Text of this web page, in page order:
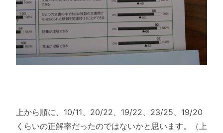
上から順に、10/11、20/22、19/22、23/25、19/20
くらいの正解率だったのではないかと思います。（上